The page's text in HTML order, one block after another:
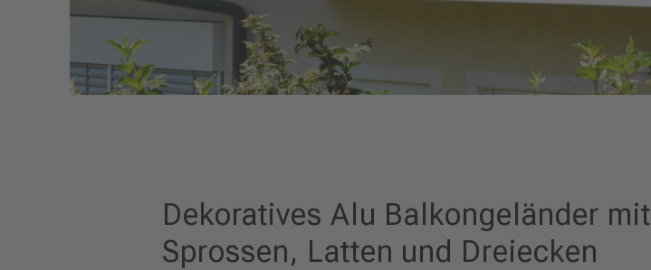
Dekoratives Alu Balkongeländer mit
Sprossen, Latten und Dreiecken